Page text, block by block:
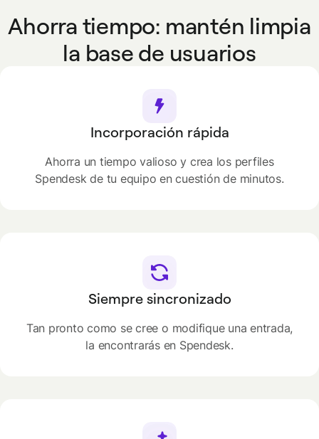
Ahorra tiempo: mantén limpia
la base de usuarios
Incorporación rápida
Ahorra un tiempo valioso y crea los perfiles
Spendesk de tu equipo en cuestión de minutos.
Siempre sincronizado
Tan pronto como se cree o modifique una entrada,
la encontrarás en Spendesk.